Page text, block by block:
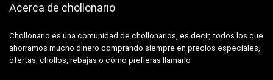
Acerca de chollonario
Chollonario es una comunidad de chollonarios, es decir, todos los que
ahorramos mucho dinero comprando siempre en precios especiales,
ofertas, chollos, rebajas o cómo prefieras llamarlo